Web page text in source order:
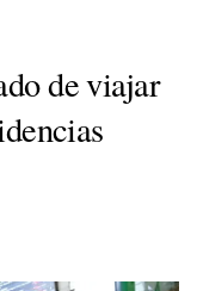
de viajar